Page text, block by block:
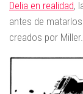
Delia en realidad,
antes de
creados por Miller.